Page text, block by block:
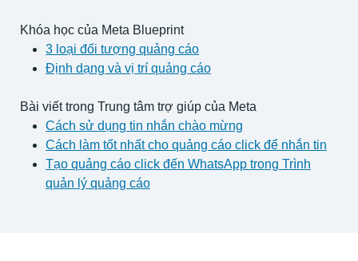
Khóa học của Meta Blueprint
3 loại đối tượng quảng cáo
Định dạng và vị trí quảng cáo
Bài viết trong Trung tâm trợ giúp của Meta
Cách sử dụng tin nhắn chào mừng
Cách làm tốt nhất cho quảng cáo click để nhắn tin
Tạo quảng cáo click đến WhatsApp trong Trình
quản lý quảng cáo